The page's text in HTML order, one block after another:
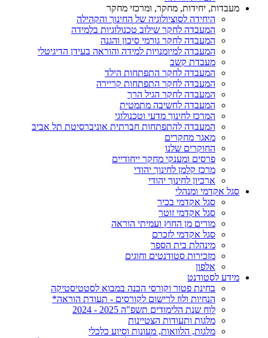
מעבדות, יחידות, מחקר, ומרכזי מחקר
היחידה לסוציולוגיה של החינוך והקהילה
המעבדה לחקר שילוב טכנולוגיות בלמידה
המעבדה לחקר גורמי סיכון והגנה
המעבדה למיומנויות למידה והוראה בעידן הדיגיטלי
מעבדת קשב
המעבדה לחקר התפתחות הילד
המעבדה לחקר התפתחות קריירה
המעבדה לחקר הגיל הרך
המעבדה לחשיבה מתמטית
המרכז לחינוך מדעי וטכנולוגי
המעבדה להתפתחות חברתית אוניברסיטת תל אביב
מאגר מחקרים
החוקרים שלנו
פרסים ומענקי מחקר ייחודיים
מרכז קלמן לחינוך יהודי
ארכיון לחינוך יהודי
סגל אקדמי ומנהלי
סגל אקדמי בכיר
סגל אקדמי זוטר
מורים מן החוץ ועמיתי הוראה
סגל אקדמי לזכרם
מינהלת בית הספר
מזכירות סטודנטים וחוגים
אלפון
מידע לסטודנט
בחינת פטור וקורסי הכנה במבוא לסטטיסטיקה
הנחיות ולוז לרישום לקורסים - תעודת הוראה*
לוח שנת הלימודים תשפ"ה 2025 - 2024
מלגות ותעודות הצטיינות
מלגות, הלוואות, מעונות וסיוע כלכלי